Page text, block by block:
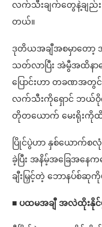
လက်သီးချက်တွေနဲ့ချည်
တယ်။
ဒုတိယအချီအစမှာတော့
သတ်လာပြီး အဲမွီအထိန
ပြောင်းဟာ တခဏအတွင်း
လက်သီးကိုရှောင် ဘယ်
တိုတယောက် မေးရိုးကိုထိပ
ပြိုင်ပွဲဟာ နှစ်ယောက်စ
ခဲ့ပြီး အနိမ့်အခြေအန
ချီးမြှင့်တဲ့ ဘောနပ်စ်ဆုကို
■ ပထမအချီ အလဲထိုးနိုင်